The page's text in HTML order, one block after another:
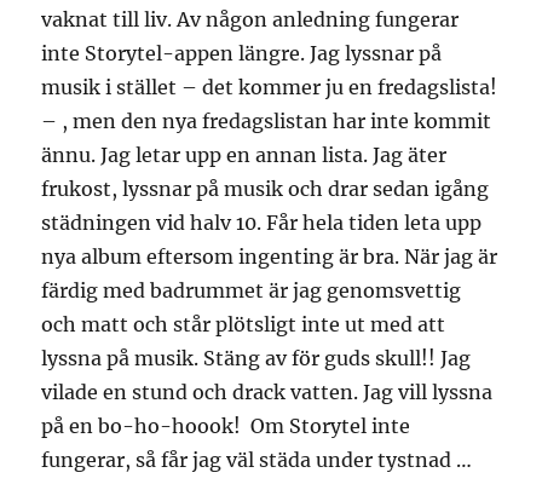
vaknat till liv. Av någon anledning fungerar
inte Storytel-appen längre. Jag lyssnar på
musik i stället – det kommer ju en fredagslista!
– , men den nya fredagslistan har inte kommit
ännu. Jag letar upp en annan lista. Jag äter
frukost, lyssnar på musik och drar sedan igång
städningen vid halv 10. Får hela tiden leta upp
nya album eftersom ingenting är bra. När jag är
färdig med badrummet är jag genomsvettig
och matt och står plötsligt inte ut med att
lyssna på musik. Stäng av för guds skull!! Jag
vilade en stund och drack vatten. Jag vill lyssna
på en bo-ho-hoook! Om Storytel inte
fungerar, så får jag väl städa under tystnad …